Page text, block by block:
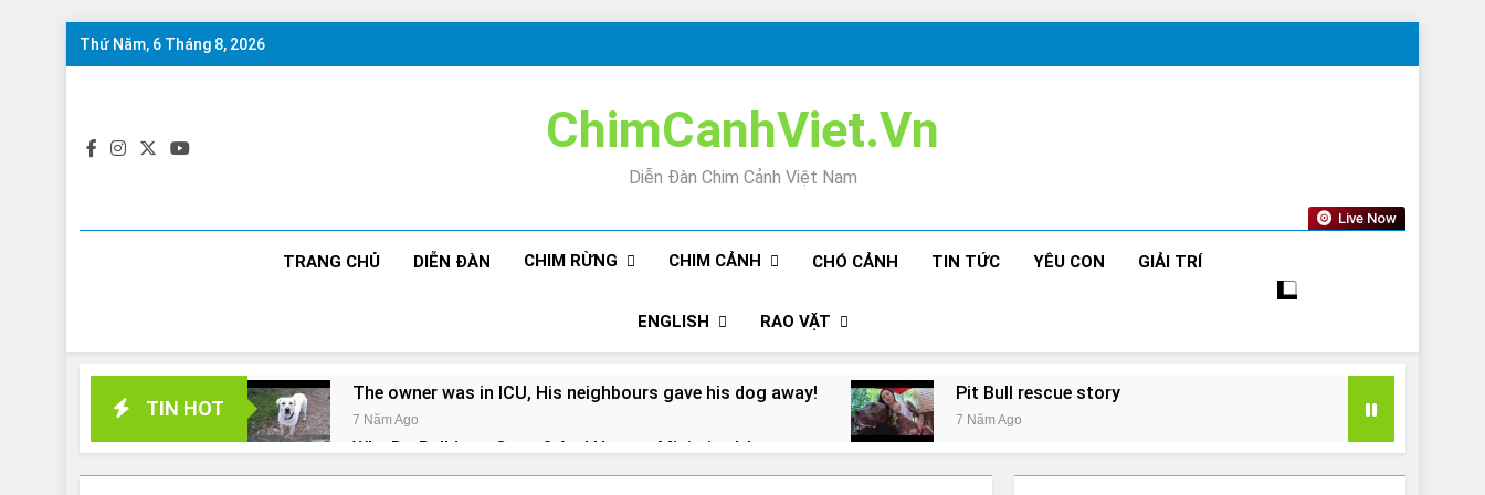
Skip
Thứ Năm, 6 Tháng 8, 2026
ChimCanhViet.Vn
Diễn Đàn Chim Cảnh Việt Nam
Live Now
TRANG CHỦ DIỄN ĐÀN CHIM RỪNG CHIM CẢNH CHÓ CẢNH TIN TỨC YÊU CON GIẢI TRÍ
ENGLISH RAO VẶT
TIN HOT
The owner was in ICU, His neighbours gave his dog away!
7 Năm Ago
Pit Bull rescue story
7 Năm Ago
Why Do Bulldogs Snore? And How to Minimize It!
7 Năm Ago